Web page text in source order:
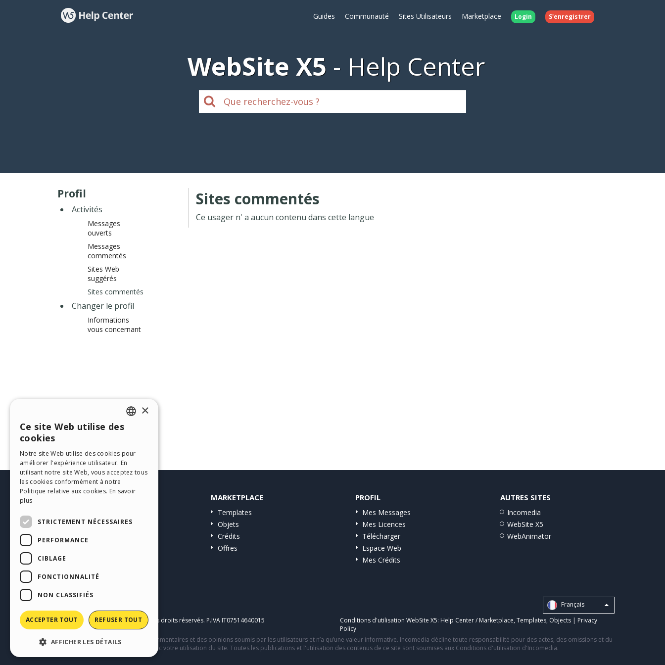
Guides Communauté Sites Utilisateurs Marketplace Login S'enregistrer
WebSite X5 Help Center
Profil
Activités
Messages
ouverts
Messages
commentés
Sites Web
suggérés
Sites commentés
Changer le profil
Informations
vous concernant
Sites commentés
Ce usager n' a aucun contenu dans cette langue
Communauté
Sites Utilisateurs
MARKETPLACE
Templates
Objets
Crédits
Offres
PROFIL
Mes Messages
Mes Licences
Télécharger
Espace Web
Mes Crédits
AUTRES SITES
Incomedia
WebSite X5
WebAnimator
Français
Copyright © 2026Incomedia s.r.l. Tous droits réservés. P.IVA IT07514640015 Conditions d'utilisation WebSite X5: Help Center / Marketplace, Templates, Objects | Privacy
Policy
Ce site contient des contenus, des commentaires et des opinions soumis par les utilisateurs et n’a qu’une valeur informative. Incomedia décline toute responsabilité pour des actes, des omissions et du
comportement de tiers en relation avec votre utilisation du site. Toutes les publications et l'utilisation des contenus de ce site sont soumises aux Conditions d'utilisation d'Incomedia.
ENGLISH
GERMAN
SPANISH
×
Ce site Web utilise des
cookies
Notre site Web utilise des cookies pour
améliorer l'expérience utilisateur. En
utilisant notre site Web, vous acceptez tous
les cookies conformément à notre
Politique relative aux cookies. En savoir
plus
STRICTEMENT NÉCESSAIRES
PERFORMANCE
CIBLAGE
FONCTIONNALITÉ
NON CLASSIFIÉS
ACCEPTER TOUT REFUSER TOUT
AFFICHER LES DÉTAILS